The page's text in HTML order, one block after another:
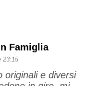
Famiglia
23:15
originali e diversi